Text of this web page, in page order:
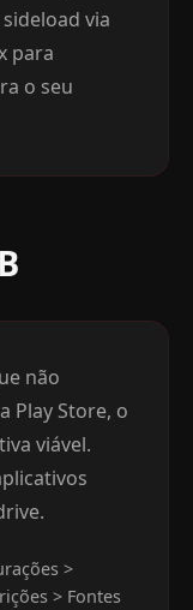
via
para
o seu
não
Play Store, o
viável.
>
> Fontes